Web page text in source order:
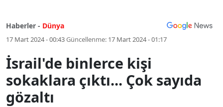
Haberler - Dünya
17 Mart 2024 - 00:43Güncellenme: 17 Mart 2024 - 01:17
İsrail'de binlerce kişi
sokaklara çıktı... Çok sayıda
gözaltı